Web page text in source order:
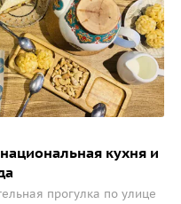
кухня и
прогулка по улице